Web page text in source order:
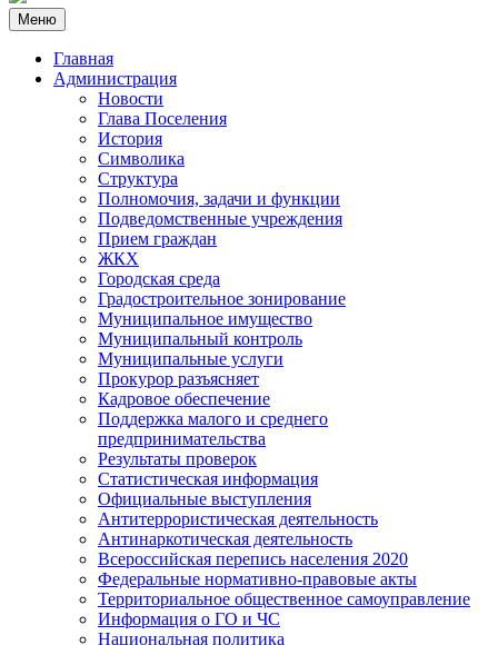
Меню
Главная
Администрация
Новости
Глава Поселения
История
Символика
Структура
Полномочия, задачи и функции
Подведомственные учреждения
Прием граждан
ЖКХ
Городская среда
Градостроительное зонирование
Муниципальное имущество
Муниципальный контроль
Муниципальные услуги
Прокурор разъясняет
Кадровое обеспечение
Поддержка малого и среднего
предпринимательства
Результаты проверок
Статистическая информация
Официальные выступления
Антитеррористическая деятельность
Антинаркотическая деятельность
Всероссийская перепись населения 2020
Федеральные нормативно-правовые акты
Территориальное общественное самоуправление
Информация о ГО и ЧС
Национальная политика